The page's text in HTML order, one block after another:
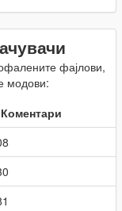
фајлови,
модови: